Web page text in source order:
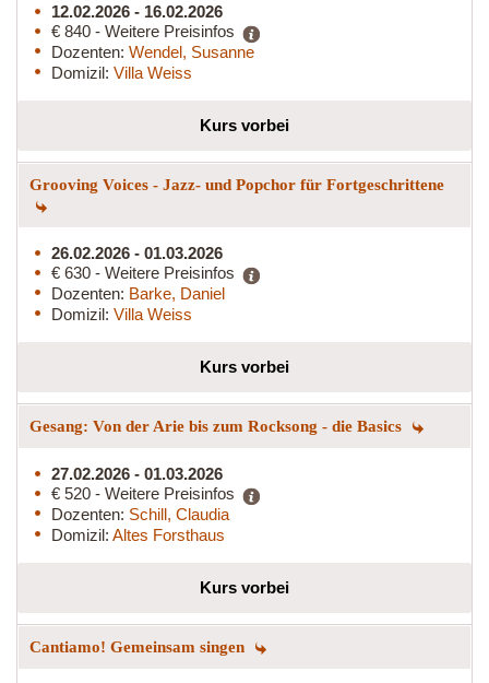
12.02.2026 - 16.02.2026
€ 840 - Weitere Preisinfos
Dozenten: Wendel, Susanne
Domizil: Villa Weiss
Kurs vorbei
Grooving Voices - Jazz- und Popchor für Fortgeschrittene
26.02.2026 - 01.03.2026
€ 630 - Weitere Preisinfos
Dozenten: Barke, Daniel
Domizil: Villa Weiss
Kurs vorbei
Gesang: Von der Arie bis zum Rocksong - die Basics
27.02.2026 - 01.03.2026
€ 520 - Weitere Preisinfos
Dozenten: Schill, Claudia
Domizil: Altes Forsthaus
Kurs vorbei
Cantiamo! Gemeinsam singen